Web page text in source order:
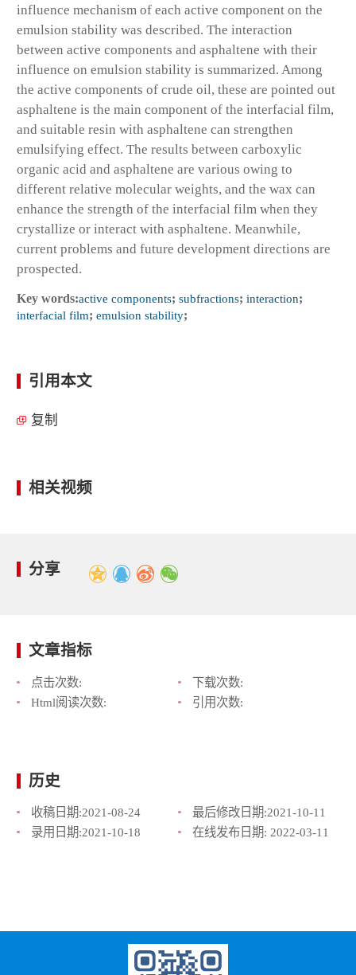
influence mechanism of each active component on the
emulsion stability was described. The interaction
between active components and asphaltene with their
influence on emulsion stability is summarized. Among
the active components of crude oil, these are pointed out
asphaltene is the main component of the interfacial film,
and suitable resin with asphaltene can strengthen
emulsifying effect. The results between carboxylic
organic acid and asphaltene are various owing to
different relative molecular weights, and the wax can
enhance the strength of the interfacial film when they
crystallize or interact with asphaltene. Meanwhile,
current problems and future development directions are
prospected.
Key words:active components; subfractions; interaction;
interfacial film; emulsion stability;
引用本文
复制
相关视频
分享
文章指标
点击次数:
下载次数:
Html阅读次数:
引用次数:
历史
收稿日期:2021-08-24 最后修改日期:2021-10-11
录用日期:2021-10-18 在线发布日期: 2022-03-11